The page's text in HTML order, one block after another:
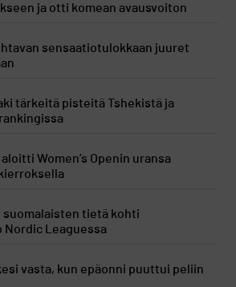
ja otti komean avausvoiton
sensaatiotulokkaan juuret
tärkeitä pisteitä Tshekistä ja
Women’s Openin uransa
suomalaisten tietä kohti
Leaguessa
vasta, kun epäonni puuttui peliin